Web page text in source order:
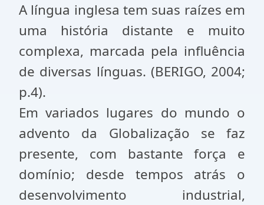
A língua inglesa tem suas raízes em
uma história distante e muito
complexa, marcada pela influência
de diversas línguas. (BERIGO, 2004;
p.4).
Em variados lugares do mundo o
advento da Globalização se faz
presente, com bastante força e
domínio; desde tempos atrás o
desenvolvimento industrial,